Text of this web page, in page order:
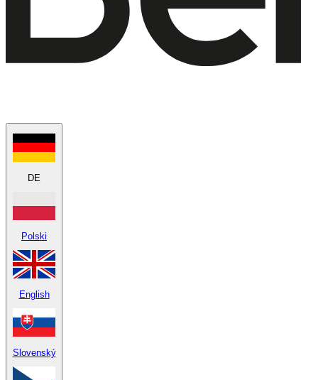
DE
Polski
English
Slovenský